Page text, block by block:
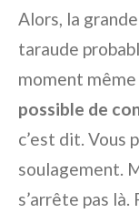
Alors, la
taraude
moment même
possible de
c’est dit. Vous
soulagement.
s’arrête pas